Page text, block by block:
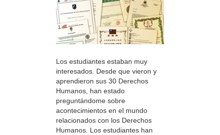
Los estudiantes estaban muy
interesados. Desde que vieron y
aprendieron sus 30 Derechos
Humanos, han estado
preguntándome sobre
acontecimientos en el mundo
relacionados con los Derechos
Humanos. Los estudiantes han